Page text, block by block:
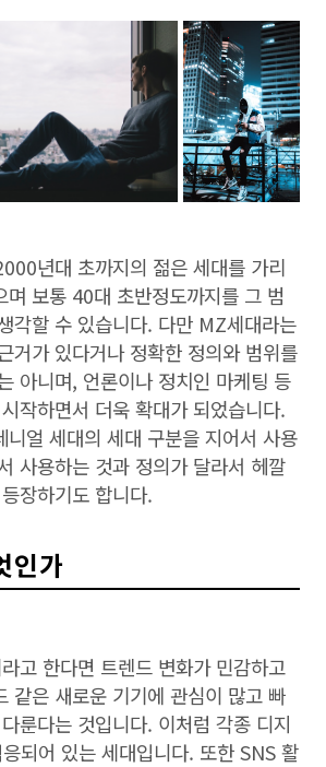
년대 초까지의 젊은 세대를 가리
며 보통 40대 초반정도까지를 그 범
각할 수 있습니다. 다만 MZ세대라는
거가 있다거나 정확한 정의와 범위를
아니며, 언론이나 정치인 마케팅 등
작하면서 더욱 확대가 되었습니다.
니얼 세대의 세대 구분을 지어서 사용
사용하는 것과 정의가 달라서 헤깔
장하기도 합니다.
인가
고 한다면 트렌드 변화가 민감하고
같은 새로운 기기에 관심이 많고 빠
룬다는 것입니다. 이처럼 각종 디지
되어 있는 세대입니다. 또한 SNS 활